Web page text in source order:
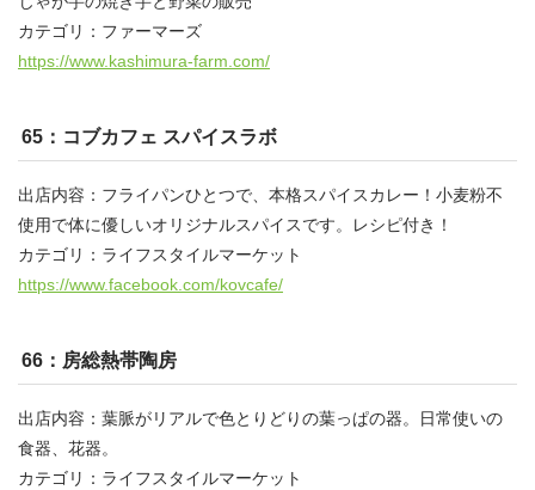
カテゴリ：ファーマーズ
https://www.kashimura-farm.com/
65：コブカフェ スパイスラボ
出店内容：フライパンひとつで、本格スパイスカレー！小麦粉不
使用で体に優しいオリジナルスパイスです。レシピ付き！
カテゴリ：ライフスタイルマーケット
https://www.facebook.com/kovcafe/
66：房総熱帯陶房
出店内容：葉脈がリアルで色とりどりの葉っぱの器。日常使いの
食器、花器。
カテゴリ：ライフスタイルマーケット